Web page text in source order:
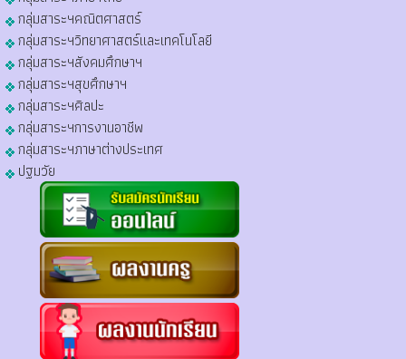
กลุ่มสาระฯคณิตศาสตร์
กลุ่มสาระฯวิทยาศาสตร์และเทคโนโลยี
กลุ่มสาระฯสังคมศึกษาฯ
กลุ่มสาระฯสุขศึกษาฯ
กลุ่มสาระฯศิลปะ
กลุ่มสาระฯการงานอาชีพ
กลุ่มสาระฯภาษาต่างประเทศ
ปฐมวัย